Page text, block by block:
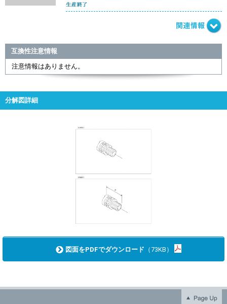
互換性注意情報
注意情報はありません。
分解図詳細
図面をPDFでダウンロード （73KB）